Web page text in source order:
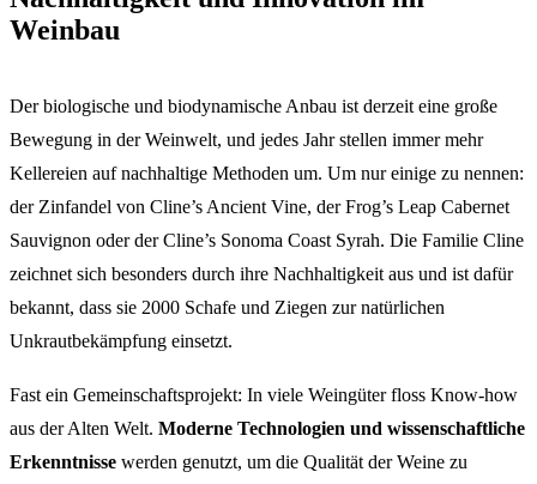
Weinbau
Der biologische und biodynamische Anbau ist derzeit eine große
Bewegung in der Weinwelt, und jedes Jahr stellen immer mehr
Kellereien auf nachhaltige Methoden um. Um nur einige zu nennen:
der Zinfandel von Cline’s Ancient Vine, der Frog’s Leap Cabernet
Sauvignon oder der Cline’s Sonoma Coast Syrah. Die Familie Cline
zeichnet sich besonders durch ihre Nachhaltigkeit aus und ist dafür
bekannt, dass sie 2000 Schafe und Ziegen zur natürlichen
Unkrautbekämpfung einsetzt.
Fast ein Gemeinschaftsprojekt: In viele Weingüter floss Know-how
aus der Alten Welt. Moderne Technologien und wissenschaftliche
Erkenntnisse werden genutzt, um die Qualität der Weine zu